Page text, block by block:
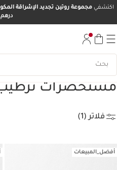
اكتشفيمجموعة روتين تجديد الإشراقة المكونة من 6
درهم.
مستحضرات ترطيب
فلاتر (1)
أفضل_المبيعات